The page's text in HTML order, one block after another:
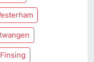
Finsing